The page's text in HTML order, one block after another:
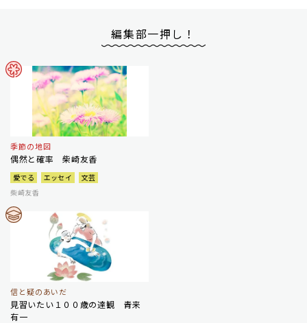
編集部一押し！
季節の地図
偶然と確率 柴崎友香
愛でる エッセイ
文芸
柴崎友香
信と疑のあいだ
見習いたい１００歳の達観 青来
有一